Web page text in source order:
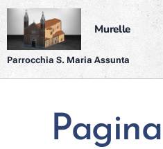
Murelle
Parrocchia S. Maria Assunta